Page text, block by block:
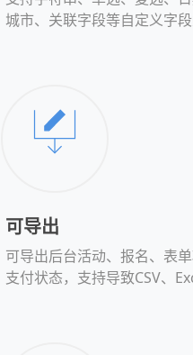
城市、关联字段等自定义字
可导出
可导出后台活动、报名、表单
支付状态，支持导致CSV、